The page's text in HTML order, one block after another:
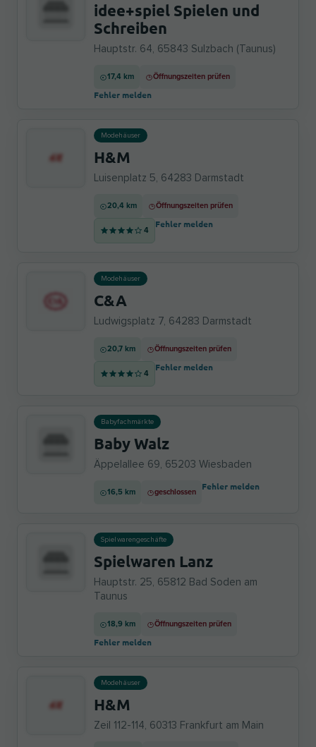
idee+spiel Spielen und
Schreiben
Hauptstr. 64, 65843 Sulzbach (Taunus)
17,4 km Öffnungszeiten prüfen
Fehler melden
Modehäuser
H&M
Luisenplatz 5, 64283 Darmstadt
20,4 km Öffnungszeiten prüfen
4
Fehler melden
Modehäuser
C&A
Ludwigsplatz 7, 64283 Darmstadt
20,7 km Öffnungszeiten prüfen
4
Fehler melden
Babyfachmärkte
Baby Walz
Äppelallee 69, 65203 Wiesbaden
16,5 km geschlossen
Fehler melden
Spielwarengeschäfte
Spielwaren Lanz
Hauptstr. 25, 65812 Bad Soden am
Taunus
18,9 km Öffnungszeiten prüfen
Fehler melden
Modehäuser
H&M
Zeil 112-114, 60313 Frankfurt am Main